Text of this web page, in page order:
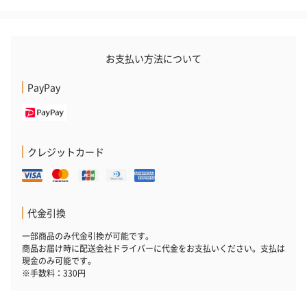
お支払い方法について
PayPay
クレジットカード
代金引換
一部商品のみ代金引換が可能です。
商品お届け時に配送会社ドライバーに代金をお支払いください。支払は
現金のみ可能です。
※手数料：330円